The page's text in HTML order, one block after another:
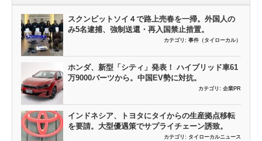
スクンビットソイ４で路上売春を一掃。外国人の
み5名逮捕、強制送還・再入国禁止措置。
カテゴリ: 事件（タイローカル）
ホンダ、新型「シティ」発表！ ハイブリッド車61
万9000バーツから。中国EV勢に対抗。
カテゴリ: 企業PR
インドネシア、トヨタにタイからの生産拠点移転
を要請。大型優遇策でサプライチェーン誘致。
カテゴリ: タイローカルニュース